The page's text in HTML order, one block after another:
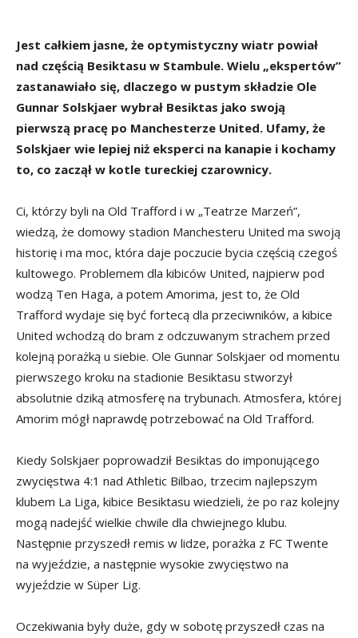
Jest całkiem jasne, że optymistyczny wiatr powiał
nad częścią Besiktasu w Stambule. Wielu „ekspertów”
zastanawiało się, dlaczego w pustym składzie Ole
Gunnar Solskjaer wybrał Besiktas jako swoją
pierwszą pracę po Manchesterze United. Ufamy, że
Solskjaer wie lepiej niż eksperci na kanapie i kochamy
to, co zaczął w kotle tureckiej czarownicy.
Ci, którzy byli na Old Trafford i w „Teatrze Marzeń”,
wiedzą, że domowy stadion Manchesteru United ma swoją
historię i ma moc, która daje poczucie bycia częścią czegoś
kultowego. Problemem dla kibiców United, najpierw pod
wodzą Ten Haga, a potem Amorima, jest to, że Old
Trafford wydaje się być fortecą dla przeciwników, a kibice
United wchodzą do bram z odczuwanym strachem przed
kolejną porażką u siebie. Ole Gunnar Solskjaer od momentu
pierwszego kroku na stadionie Besiktasu stworzył
absolutnie dziką atmosferę na trybunach. Atmosfera, której
Amorim mógł naprawdę potrzebować na Old Trafford.
Kiedy Solskjaer poprowadził Besiktas do imponującego
zwycięstwa 4:1 nad Athletic Bilbao, trzecim najlepszym
klubem La Liga, kibice Besiktasu wiedzieli, że po raz kolejny
mogą nadejść wielkie chwile dla chwiejnego klubu.
Następnie przyszedł remis w lidze, porażka z FC Twente
na wyjeździe, a następnie wysokie zwycięstwo na
wyjeździe w Süper Lig.
Oczekiwania były duże, gdy w sobotę przyszedł czas na